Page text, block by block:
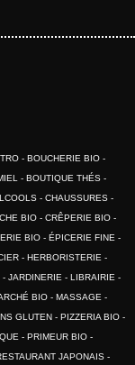
BOUCHERIE BIO
BOUTIQUE THÉS
CHAUSSURES
BIO
CRÊPERIE BIO
BIO
ÉPICERIE FINE
HERBORISTERIE
JARDINERIE
LIBRAIRIE
BIO
MASSAGE
GLUTEN
PIZZERIA BIO
PRIMEUR BIO
JAPONAIS